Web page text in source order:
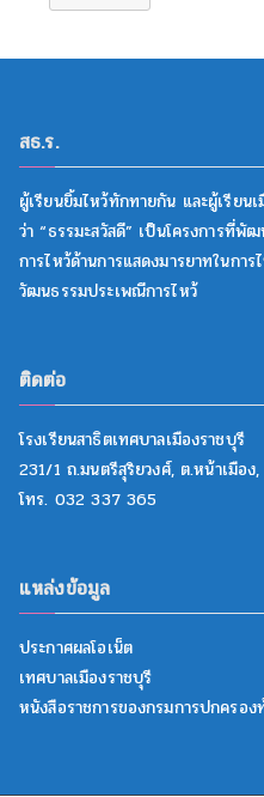
สธ.ร.
ผู้เรียนยิ้มไหว้ทักทายกัน และผู้เรีย
ว่า “ธรรมะสวัสดี” เป็นโครงการที่พั
การไหว้ด้านการแสดงมารยาทในกา
วัฒนธรรมประเพณีการไหว้
ติดต่อ
โรงเรียนสาธิตเทศบาลเมืองราชบุรี
231/1 ถ.มนตรีสุริยวงศ์, ต.หน้าเมือง
โทร. 032 337 365
แหล่งข้อมูล
ประกาศผลโอเน็ต
เทศบาลเมืองราชบุรี
หนังสือราชการของกรมการปกครอง